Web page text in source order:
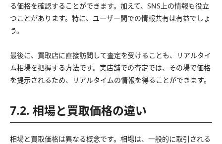
る価格を確認することができます。加えて、SNS上の情報も役立
つことがあります。特に、ユーザー間での情報共有は有益でしょ
う。
最後に、買取店に直接訪問して査定を受けることも、リアルタイ
ム相場を把握する方法です。実店舗での査定では、その場で価格
を提示されるため、リアルタイムの情報を得ることができます。
7.2. 相場と買取価格の違い
相場と買取価格は異なる概念です。相場は、一般的に取引される